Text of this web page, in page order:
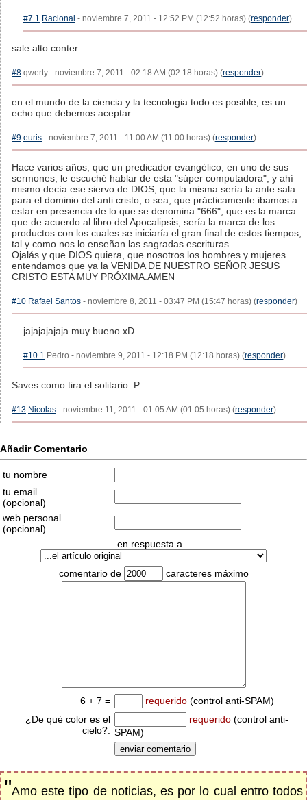
#7.1 Racional - noviembre 7, 2011 - 12:52 PM (12:52 horas) (responder)
sale alto conter
#8 qwerty - noviembre 7, 2011 - 02:18 AM (02:18 horas) (responder)
en el mundo de la ciencia y la tecnologia todo es posible, es un
echo que debemos aceptar
#9 euris - noviembre 7, 2011 - 11:00 AM (11:00 horas) (responder)
Hace varios años, que un predicador evangélico, en uno de sus
sermones, le escuché hablar de esta "súper computadora", y ahí
mismo decía ese siervo de DIOS, que la misma sería la ante sala
para el dominio del anti cristo, o sea, que prácticamente ibamos a
estar en presencia de lo que se denomina "666", que es la marca
que de acuerdo al libro del Apocalipsis, sería la marca de los
productos con los cuales se iniciaría el gran final de estos tiempos,
tal y como nos lo enseñan las sagradas escrituras.
Ojalás y que DIOS quiera, que nosotros los hombres y mujeres
entendamos que ya la VENIDA DE NUESTRO SEÑOR JESUS
CRISTO ESTA MUY PRÓXIMA.AMEN
#10 Rafael Santos - noviembre 8, 2011 - 03:47 PM (15:47 horas) (responder)
jajajajajaja muy bueno xD
#10.1 Pedro - noviembre 9, 2011 - 12:18 PM (12:18 horas) (responder)
Saves como tira el solitario :P
#13 Nicolas - noviembre 11, 2011 - 01:05 AM (01:05 horas) (responder)
Añadir Comentario
tu nombre
tu email
(opcional)
web personal
(opcional)
en respuesta a...
comentario de caracteres máximo
6 + 7 = requerido (control anti-SPAM)
¿De qué color es el
cielo?:
requerido (control anti-
SPAM)
"Amo este tipo de noticias, es por lo cual entro todos